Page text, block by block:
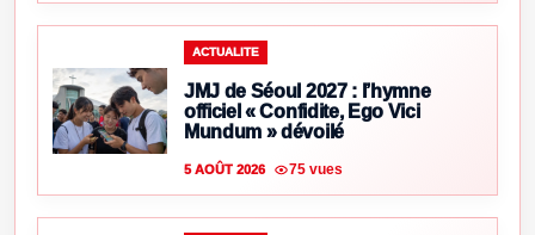
ACTUALITE
JMJ de Séoul 2027 : l’hymne
officiel « Confidite, Ego Vici
Mundum » dévoilé
5 AOÛT 2026 75 vues